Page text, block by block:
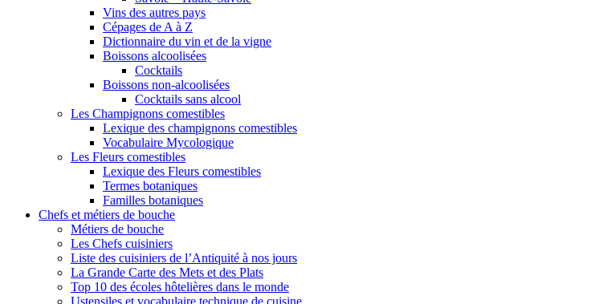
Vins des autres pays
Cépages de A à Z
Dictionnaire du vin et de la vigne
Boissons alcoolisées
Cocktails
Boissons non-alcoolisées
Cocktails sans alcool
Les Champignons comestibles
Lexique des champignons comestibles
Vocabulaire Mycologique
Les Fleurs comestibles
Lexique des Fleurs comestibles
Termes botaniques
Familles botaniques
Chefs et métiers de bouche
Métiers de bouche
Les Chefs cuisiniers
Liste des cuisiniers de l’Antiquité à nos jours
La Grande Carte des Mets et des Plats
Top 10 des écoles hôtelières dans le monde